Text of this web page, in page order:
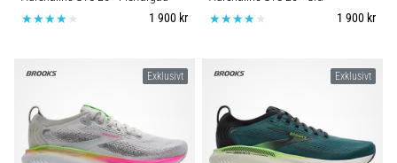
1 900 kr
1 900 kr
Exklusivt Exklusivt